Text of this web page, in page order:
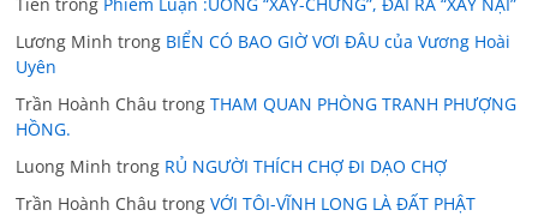
Tiến trong Phiếm Luận :UỐNG “XÂY-CHỪNG”, ĐÁI RA “XÂY NẠI”
Lương Minh trong BIỂN CÓ BAO GIỜ VƠI ĐÂU của Vương Hoài
Uyên
Trần Hoành Châu trongTHAM QUAN PHÒNG TRANH PHƯỢNG
HỒNG.
Luong Minh trong RỦ NGƯỜI THÍCH CHỢ ĐI DẠO CHỢ
Trần Hoành Châu trongVỚI TÔI-VĨNH LONG LÀ ĐẤT PHẬT